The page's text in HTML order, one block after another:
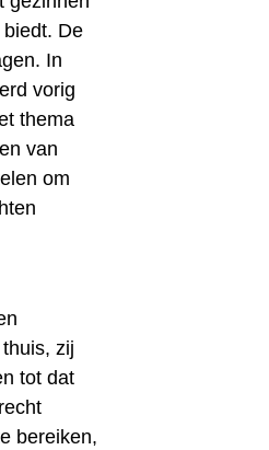
De
In
vorig
thema
van
om
zij
tot dat
bereiken,